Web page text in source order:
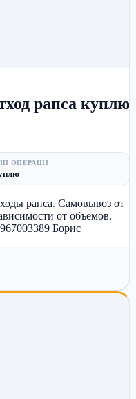
рапса куплю
ОПЕРАЦІЇ
рапса. Самовывоз от
от объемов.
Борис